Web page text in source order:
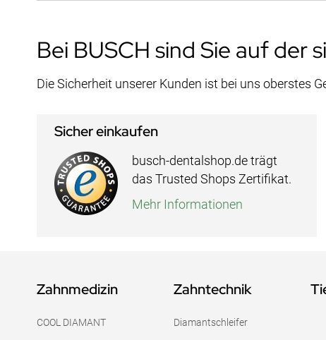
Bei BUSCH sind Sie auf der
Die Sicherheit unserer Kunden ist bei uns oberstes
Sicher einkaufen
busch-dentalshop.de trägt
das Trusted Shops Zertifikat.
Mehr Informationen
Zahnmedizin
COOL DIAMANT
Zahntechnik
Diamantschleifer